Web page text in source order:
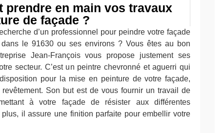
prendre en main vos travaux
de façade ?
d’un professionnel pour peindre votre façade
le 91630 ou ses environs ? Vous êtes au bon
Jean-François vous propose justement ses
secteur. C’est un peintre chevronné et aguerri qui
pour la mise en peinture de votre façade,
Son but est de vous fournir un travail de
à votre façade de résister aux différentes
plus, il assure une finition parfaite pour embellir votre